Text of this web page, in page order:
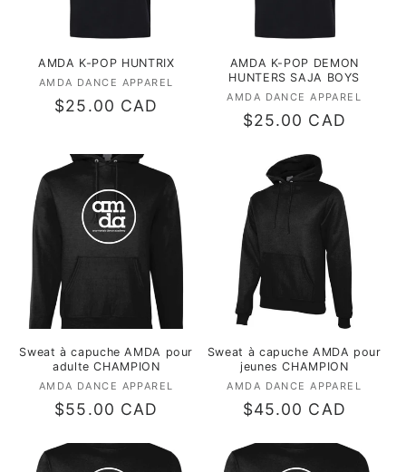
AMDA K-POP HUNTRIX
Fournisseur :
AMDA DANCE APPAREL
Prix
$25.00 CAD
AMDA K-POP DEMON
HUNTERS SAJA BOYS
Fournisseur :
AMDA DANCE APPAREL
Prix
$25.00 CAD
Sweat à capuche AMDA pour
adulte CHAMPION
Fournisseur :
AMDA DANCE APPAREL
Prix
$55.00 CAD
Sweat à capuche AMDA pour
jeunes CHAMPION
Fournisseur :
AMDA DANCE APPAREL
Prix
$45.00 CAD